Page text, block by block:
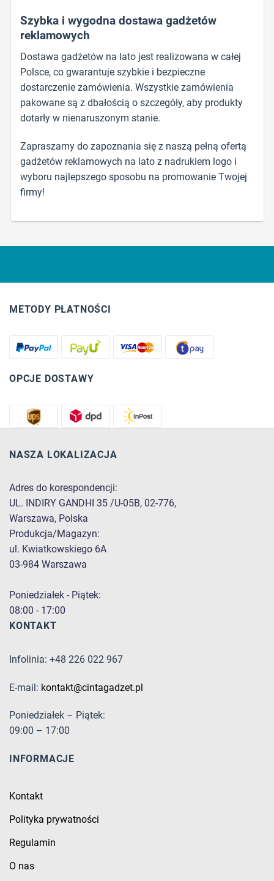
Szybka i wygodna dostawa gadżetów
reklamowych
Dostawa gadżetów na lato jest realizowana w całej
Polsce, co gwarantuje szybkie i bezpieczne
dostarczenie zamówienia. Wszystkie zamówienia
pakowane są z dbałością o szczegóły, aby produkty
dotarły w nienaruszonym stanie.
Zapraszamy do zapoznania się z naszą pełną ofertą
gadżetów reklamowych na lato z nadrukiem logo i
wyboru najlepszego sposobu na promowanie Twojej
firmy!
METODY PŁATNOŚCI
OPCJE DOSTAWY
NASZA LOKALIZACJA
Adres do korespondencji:
UL. INDIRY GANDHI 35 /U-05B, 02-776,
Warszawa, Polska
Produkcja/Magazyn:
ul. Kwiatkowskiego 6A
03-984 Warszawa
Poniedziałek - Piątek:
08:00 - 17:00
KONTAKT
Infolinia: +48 226 022 967
E-mail: kontakt@cintagadzet.pl
Poniedziałek – Piątek:
09:00 – 17:00
INFORMACJE
Kontakt
Polityka prywatności
Regulamin
O nas